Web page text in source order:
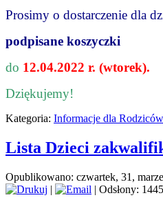
Prosimy o dostarczenie dla
podpisane koszyczki
do 12.04.2022 r. (wtorek).
Dziękujemy!
Kategoria: Informacje dla Rodziców
Lista Dzieci
Opublikowano: czwartek, 31,
|
| Odsłony: 1445